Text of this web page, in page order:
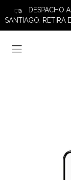
DESPACHO
SANTIAGO. RETIRA